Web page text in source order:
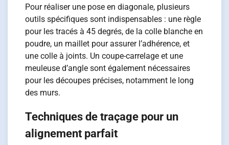
Pour réaliser une pose en diagonale, plusieurs
outils spécifiques sont indispensables : une règle
pour les tracés à 45 degrés, de la colle blanche en
poudre, un maillet pour assurer l’adhérence, et
une colle à joints. Un coupe-carrelage et une
meuleuse d’angle sont également nécessaires
pour les découpes précises, notamment le long
des murs.
Techniques de traçage pour un
alignement parfait